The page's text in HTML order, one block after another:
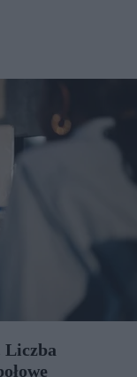
Liczba